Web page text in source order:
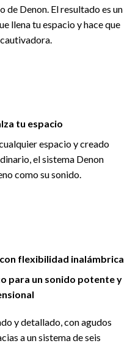
de Denon. El resultado es un
llena tu espacio y hace que
tu espacio
espacio y creado
el sistema Denon
como su sonido.
flexibilidad inalámbrica
para un sonido potente y
y detallado, con agudos
a un sistema de seis